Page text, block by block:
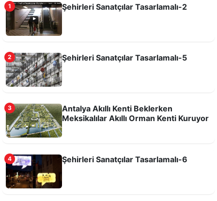
Şehirleri Sanatçılar Tasarlamalı-6
1 Şehirleri Sanatçılar Tasarlamalı-2
2 Şehirleri Sanatçılar Tasarlamalı-5
3
Antalya Akıllı Kenti Beklerken
Meksikalılar Akıllı Orman Kenti Kuruyor
4 Şehirleri Sanatçılar Tasarlamalı-6